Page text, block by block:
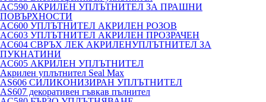
AC590 АКРИЛЕН УПЛЪТНИТЕЛ ЗА ПРАШНИ
ПОВЪРХНОСТИ
AC600 УПЛЪТНИТЕЛ АКРИЛЕН РОЗОВ
AC603 УПЛЪТНИТЕЛ АКРИЛЕН ПРОЗРАЧЕН
AC604 СВРЪХ ЛЕК АКРИЛЕНУПЛЪТНИТЕЛ ЗА
ПУКНАТИНИ
AC605 АКРИЛЕН УПЛЪТНИТЕЛ
Акрилен уплътнител Seal Max
AS606 СИЛИКОНИЗИРАН УПЛЪТНИТЕЛ
AS607 декоративен гъвкав пълнител